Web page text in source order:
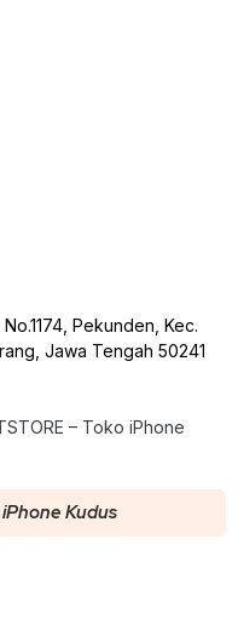
Pekunden, Kec.
Jawa Tengah 50241
– Toko iPhone
Kudus